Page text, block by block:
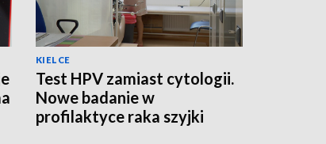
KIELCE
Test HPV zamiast cytologii.
Nowe badanie w
profilaktyce raka szyjki